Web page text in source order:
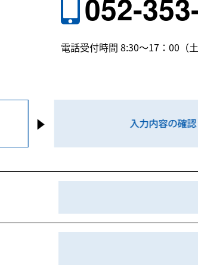
052-
電話受付時間 8:30〜17：00（